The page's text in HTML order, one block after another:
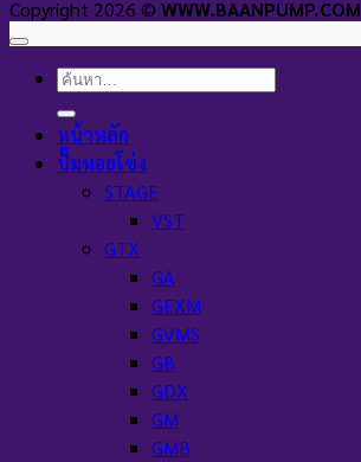
Copyright 2026 © WWW.BAANPUMP.COM
ค้นหา:
หน้าหลัก
ปั๊มหอยโข่ง
STAGE
VST
GTX
GA
GEXM
GVMS
GB
GDX
GM
GMB